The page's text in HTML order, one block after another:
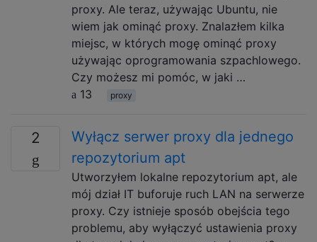
proxy. Ale teraz, używając Ubuntu, nie
wiem jak ominąć proxy. Znalazłem kilka
miejsc, w których mogę ominąć proxy
używając oprogramowania szpachlowego.
Czy możesz mi pomóc, w jaki …
13
proxy
2
Wyłącz serwer proxy dla jednego
repozytorium apt
Utworzyłem lokalne repozytorium apt, ale
mój dział IT buforuje ruch LAN na serwerze
proxy. Czy istnieje sposób obejścia tego
problemu, aby wyłączyć ustawienia proxy